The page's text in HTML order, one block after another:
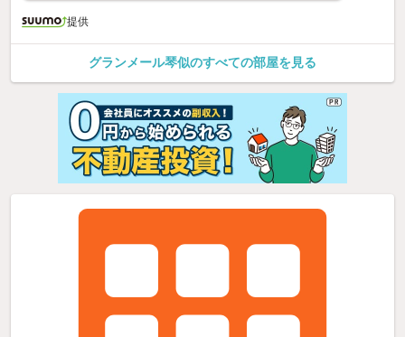
提供
グランメール琴似のすべての部屋を見る